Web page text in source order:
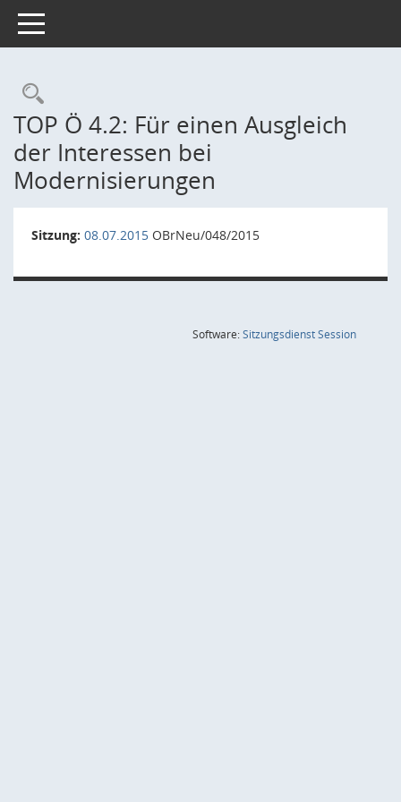
Toggle navigation
Rechercheauswahl
TOP Ö 4.2: Für einen Ausgleich
der Interessen bei
Modernisierungen
Sitzung: 08.07.2015 OBrNeu/048/2015
Software:SitzungsdienstSession(Wird in